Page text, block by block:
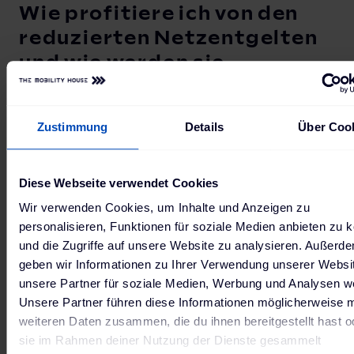
Zustimmung Details Über
Diese Webseite verwendet Cookies
Wir verwenden Cookies, um Inhalte und Anzeigen zu
personalisieren, Funktionen für soziale Medien anbieten zu
und die Zugriffe auf unsere Website zu analysieren.
geben wir Informationen zu Ihrer Verwendung unserer
unsere Partner für soziale Medien, Werbung und Analysen
Unsere Partner führen diese Informationen möglicherweise
weiteren Daten zusammen, die du ihnen bereitgestellt hast
sie im Rahmen deiner Nutzung der Dienste gesammelt
Wie profitiere ich von den
reduzierten Netzentgelten
und wie werden sie
berechnet?
Du hast zwei Möglichkeiten – mit Ausblick auf eine
Pauschale Netzentgeltreduzierung: Du
erhältst eine jährliche Gutschrift oder einen
Pauschalbetrag - etwa 160€ im Jahr. Das
funktioniert ähnlich, wie du es bereits heute
vom Abschlag auf deinen Strompreis kennst.
Du musst nichts weiter tun, dein Stromtarif
wird automatisch angepasst. Besonders